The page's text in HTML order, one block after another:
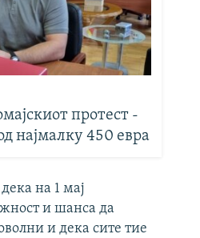
протест -
најмалку 450 евра
на 1 мај
и шанса да
и дека сите тие